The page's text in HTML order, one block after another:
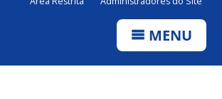
MENU